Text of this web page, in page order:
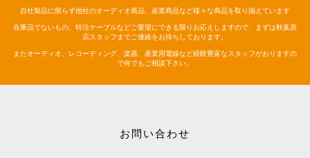
自社製品に限らず他社のオーディオ商品、産業商品など様々な商品を取り揃えています
在庫品でないもの、特注ケーブルなどご要望にできる限りお応えしますので、まずは秋葉原
店スタッフまでご連絡をお待ちしております。
またオーディオ、レコーディング、楽器、産業用電線など経験豊富なスタッフがおりますの
で何でもご相談下さい。
お問い合わせ